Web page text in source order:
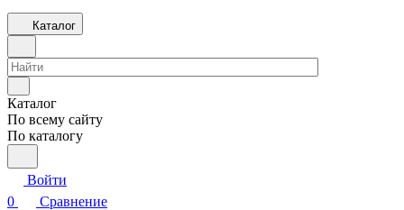
Каталог
Каталог
По всему сайту
По каталогу
Войти
0
Сравнение